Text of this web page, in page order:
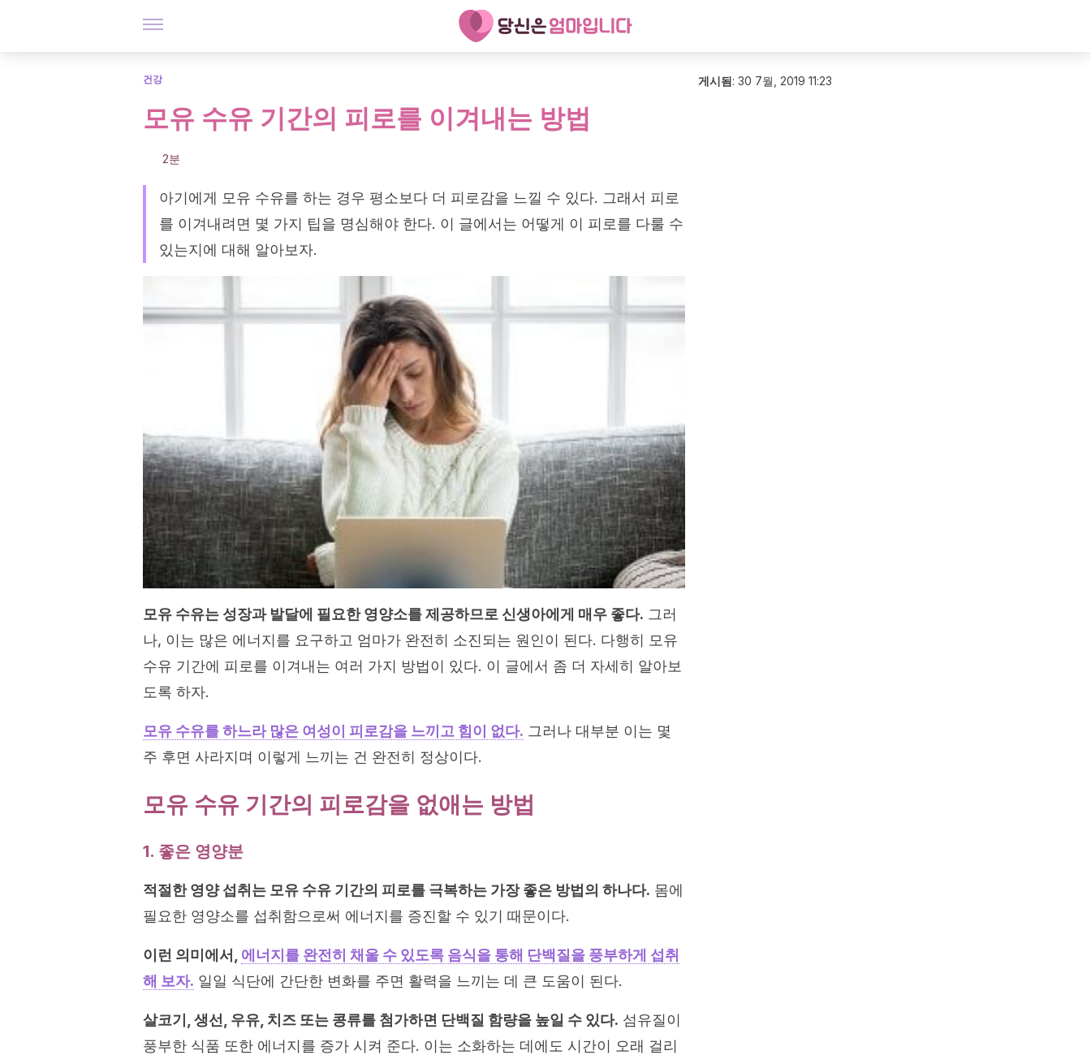
건강
모유 수유 기간의 피로를 이겨내는 방법
2분
아기에게 모유 수유를 하는 경우 평소보다 더 피로감을 느낄 수 있다. 그래서 피로
를 이겨내려면 몇 가지 팁을 명심해야 한다. 이 글에서는 어떻게 이 피로를 다룰 수
있는지에 대해 알아보자.
모유 수유는 성장과 발달에 필요한 영양소를 제공하므로 신생아에게 매우 좋다. 그러
나, 이는 많은 에너지를 요구하고 엄마가 완전히 소진되는 원인이 된다. 다행히 모유
수유 기간에 피로를 이겨내는 여러 가지 방법이 있다. 이 글에서 좀 더 자세히 알아보
도록 하자.
모유 수유를 하느라 많은 여성이 피로감을 느끼고 힘이 없다. 그러나 대부분 이는 몇
주 후면 사라지며 이렇게 느끼는 건 완전히 정상이다.
모유 수유 기간의 피로감을 없애는 방법
1. 좋은 영양분
적절한 영양 섭취는 모유 수유 기간의 피로를 극복하는 가장 좋은 방법의 하나다. 몸에
필요한 영양소를 섭취함으로써 에너지를 증진할 수 있기 때문이다.
이런 의미에서, 에너지를 완전히 채울 수 있도록 음식을 통해 단백질을 풍부하게 섭취
해 보자. 일일 식단에 간단한 변화를 주면 활력을 느끼는 데 큰 도움이 된다.
살코기, 생선, 우유, 치즈 또는 콩류를 첨가하면 단백질 함량을 높일 수 있다. 섬유질이
풍부한 식품 또한 에너지를 증가 시켜 준다. 이는 소화하는 데에도 시간이 오래 걸리
게시됨: 30 7월, 2019 11:23